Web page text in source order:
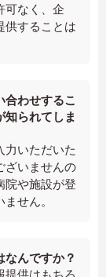
可なく、企
供することは
合わせするこ
知られてしま
力いただいた
ざいませんの
院や施設が登
せん。
なんですか？
提供はもちろ